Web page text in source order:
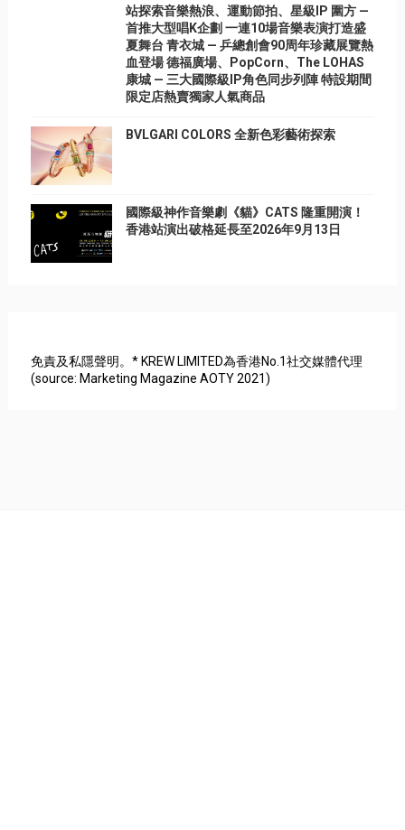
站探索音樂熱浪、運動節拍、星級IP 圍方 —
首推大型唱K企劃 一連10場音樂表演打造盛
夏舞台 青衣城 — 乒總創會90周年珍藏展覽熱
血登場 德福廣場、PopCorn、The LOHAS
康城 — 三大國際級IP角色同步列陣 特設期間
限定店熱賣獨家人氣商品
BVLGARI COLORS 全新色彩藝術探索
國際級神作音樂劇《貓》CATS 隆重開演！
香港站演出破格延長至2026年9月13日
免責及私隱聲明。* KREW LIMITED為香港No.1社交媒體代理
(source: Marketing Magazine AOTY 2021)